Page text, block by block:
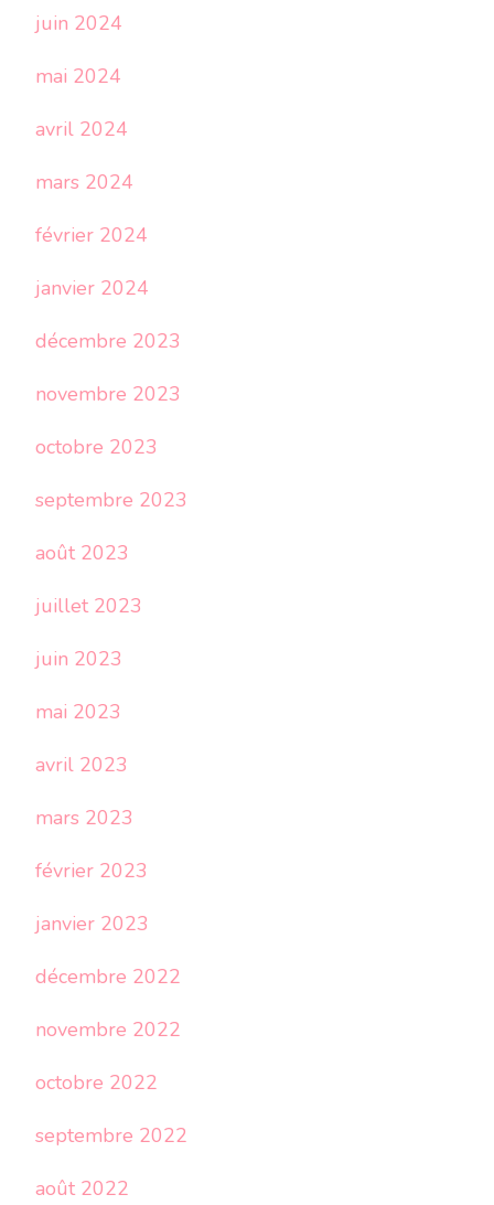
juin 2024
mai 2024
avril 2024
mars 2024
février 2024
janvier 2024
décembre 2023
novembre 2023
octobre 2023
septembre 2023
août 2023
juillet 2023
juin 2023
mai 2023
avril 2023
mars 2023
février 2023
janvier 2023
décembre 2022
novembre 2022
octobre 2022
septembre 2022
août 2022